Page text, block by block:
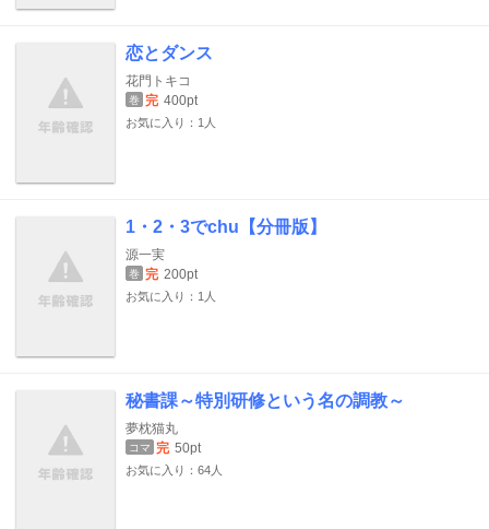
恋とダンス
花門トキコ
巻 完 400pt
お気に入り：1人
1・2・3でchu【分冊版】
源一実
巻 完 200pt
お気に入り：1人
秘書課～特別研修という名の調教～
夢枕猫丸
コマ 完 50pt
お気に入り：64人